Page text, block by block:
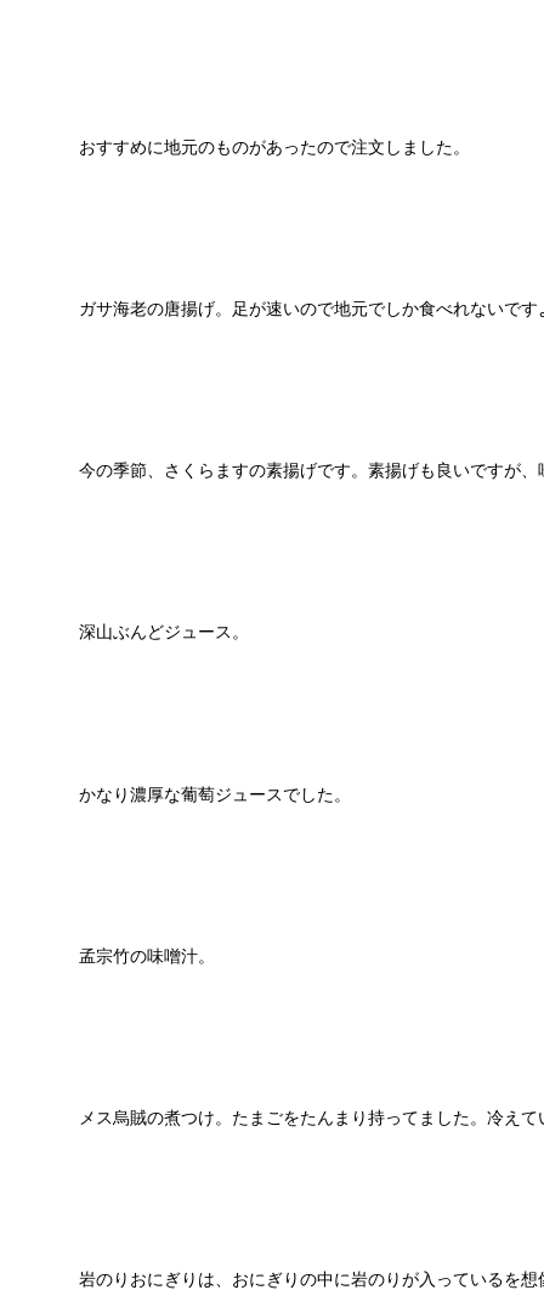
おすすめに地元のものがあったので注文しました。
ガサ海老の唐揚げ。足が速いので地元でしか食べれないです
今の季節、さくらますの素揚げです。素揚げも良いですが
深山ぶんどジュース。
かなり濃厚な葡萄ジュースでした。
孟宗竹の味噌汁。
メス烏賊の煮つけ。たまごをたんまり持ってました。冷え
岩のりおにぎりは、おにぎりの中に岩のりが入っているを